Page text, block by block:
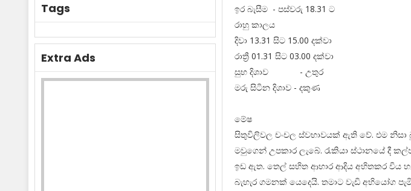
Tags
Extra Ads
ඉර බැසීම - පස්වරු 18.31 ට
රාහු කාලය
දිවා 13.31 සිට 15.00 දක්වා
රාත්‍රී 01.31 සිට 03.00 දක්වා
සුභ දිශාව - උතුර
මරු සිටින දිශාව - දකුණ
මේෂ
සිතුවිලිවල චංචල ස්වභාවයක් ඇති වේ. එම
මවුගෙන් උපකාර ලැබේ. රැකියා ස්ථානයේ දී
ඉඩ ඇත. තෙල් සහිත ආහාර ආදිය අහිතකර විය
බැහැර ගමනක් යෙදෙයි. තමාට වැඩි අභියෝග